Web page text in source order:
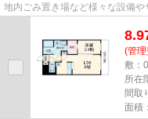
地内ごみ置き場など様々な設備や
マンションタイプになります。...
(管
敷：
所在
間取
面積